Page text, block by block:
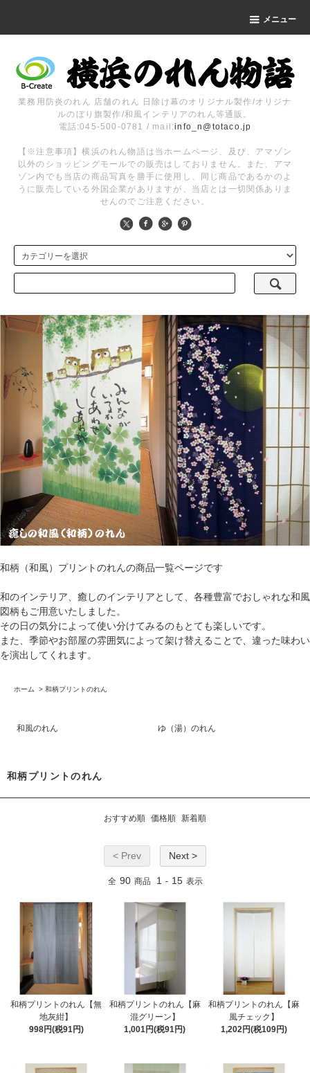
メニュー
業務用防炎のれん 店舗のれん 日除け幕のオリジナル製作/オリジナ
ルのぼり旗製作/和風インテリアのれん等通販。
電話:045-500-0781 / mail:info_n@totaco.jp
【※注意事項】横浜のれん物語は当ホームページ、及び、アマゾン
以外のショッピングモールでの販売はしておりません。また、アマ
ゾン内でも当店の商品写真を勝手に使用し、同じ商品であるかのよ
うに販売している外国企業がありますが、当店とは一切関係ありま
せんのでご注意ください。
和柄（和風）プリントのれんの商品一覧ページです
和のインテリア、癒しのインテリアとして、各種豊富でおしゃれな和風
図柄もご用意いたしました。
その日の気分によって使い分けてみるのもとても楽しいです。
また、季節やお部屋の雰囲気によって架け替えることで、違った味わい
を演出してくれます。
ホーム > 和柄プリントのれん
和風のれん ゆ（湯）のれん
和柄プリントのれん
おすすめ順 価格順 新着順
< Prev Next >
全 90 商品 1 - 15 表示
和柄プリントのれん【無
地灰紺】
998円(税91円)
和柄プリントのれん【麻
混グリーン】
1,001円(税91円)
和柄プリントのれん【麻
風チェック】
1,202円(税109円)